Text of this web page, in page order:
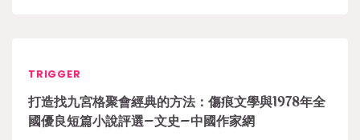
TRIGGER
打造找九宮格聚會經典的方法：傷痕文學與1978年全
國優良短篇小說評選–文史–中國作家網